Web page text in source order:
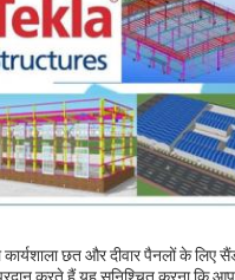
कार्यशाला छत और दीवार पैनलों के
करते हैं,यह सुनिश्चित करना कि